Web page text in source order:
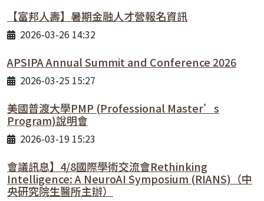
【富邦人壽】暑期金融人才營報名資訊
2026-03-26 14:32
APSIPA Annual Summit and Conference 2026
2026-03-25 15:27
美國普渡大學PMP (Professional Master’s
Program)說明會
2026-03-19 15:23
會議訊息】4/8國際學術交流會Rethinking
Intelligence: A NeuroAI Symposium (RIANS)（中
央研究院生醫所主辦）